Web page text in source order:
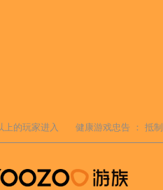
上的玩家进入 健康游戏忠告 ： 抵